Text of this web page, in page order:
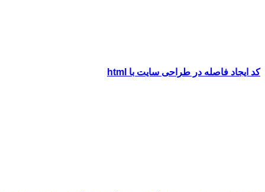
کد ایجاد فاصله در طراحی سایت با html